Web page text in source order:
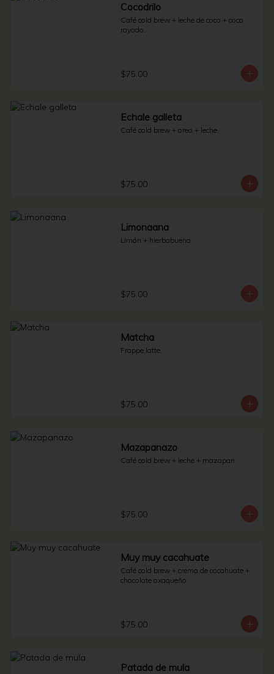
Cocodrilo
Café cold brew + leche de coco + coco
rayado.
$75.00
Echale galleta
Café cold brew + oreo + leche.
$75.00
Limonaana
Limón + hierbabuena.
$75.00
Matcha
Frappe latte.
$75.00
Mazapanazo
Café cold brew + leche + mazapan.
$75.00
Muy muy cacahuate
Café cold brew + crema de cacahuate +
chocolate oxaqueño.
$75.00
Patada de mula